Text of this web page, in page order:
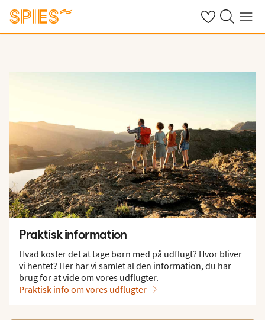
Se dine gemte
Søg påMenu
Praktisk information
Hvad koster det at tage børn med på udflugt? Hvor bliver
vi hentet? Her har vi samlet al den information, du har
brug for at vide om vores udflugter.
Praktisk info om vores udflugter